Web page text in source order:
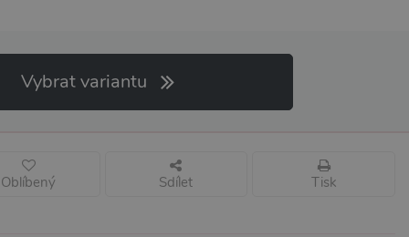
Vybrat variantu
Oblíbený Sdílet Tisk